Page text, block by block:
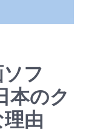
フ
本のク
由